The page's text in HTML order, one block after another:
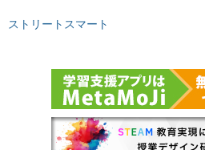
ストリートスマート